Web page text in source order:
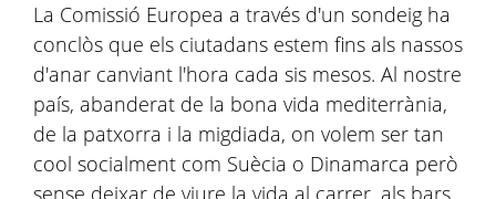
La Comissió Europea a través d'un sondeig ha
conclòs que els ciutadans estem fins als nassos
d'anar canviant l'hora cada sis mesos. Al nostre
país, abanderat de la bona vida mediterrània,
de la patxorra i la migdiada, on volem ser tan
cool socialment com Suècia o Dinamarca però
sense deixar de viure la vida al carrer, als bars,